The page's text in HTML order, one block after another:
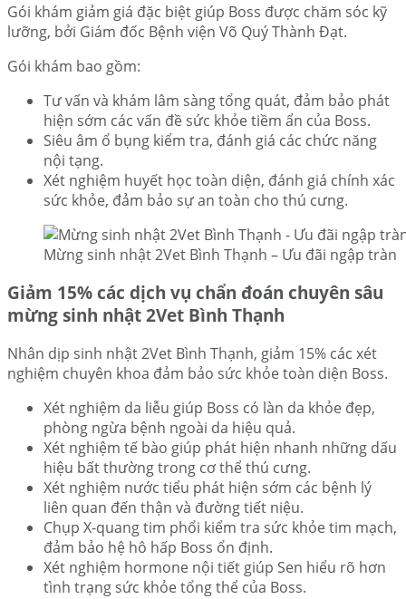
Gói khám giảm giá đặc biệt giúp Boss được chăm sóc kỹ
lưỡng, bởi Giám đốc Bệnh viện Võ Quý Thành Đạt.
Gói khám bao gồm:
Tư vấn và khám lâm sàng tổng quát, đảm bảo phát
hiện sớm các vấn đề sức khỏe tiềm ẩn của Boss.
Siêu âm ổ bụng kiểm tra, đánh giá các chức năng
nội tạng.
Xét nghiệm huyết học toàn diện, đánh giá chính xác
sức khỏe, đảm bảo sự an toàn cho thú cưng.
Mừng sinh nhật 2Vet Bình Thạnh – Ưu đãi ngập tràn
Giảm 15% các dịch vụ chẩn đoán chuyên sâu
mừng sinh nhật 2Vet Bình Thạnh
Nhân dịp sinh nhật 2Vet Bình Thạnh, giảm 15% các xét
nghiệm chuyên khoa đảm bảo sức khỏe toàn diện Boss.
Xét nghiệm da liễu giúp Boss có làn da khỏe đẹp,
phòng ngừa bệnh ngoài da hiệu quả.
Xét nghiệm tế bào giúp phát hiện nhanh những dấu
hiệu bất thường trong cơ thể thú cưng.
Xét nghiệm nước tiểu phát hiện sớm các bệnh lý
liên quan đến thận và đường tiết niệu.
Chụp X-quang tim phổi kiểm tra sức khỏe tim mạch,
đảm bảo hệ hô hấp Boss ổn định.
Xét nghiệm hormone nội tiết giúp Sen hiểu rõ hơn
tình trạng sức khỏe tổng thể của Boss.